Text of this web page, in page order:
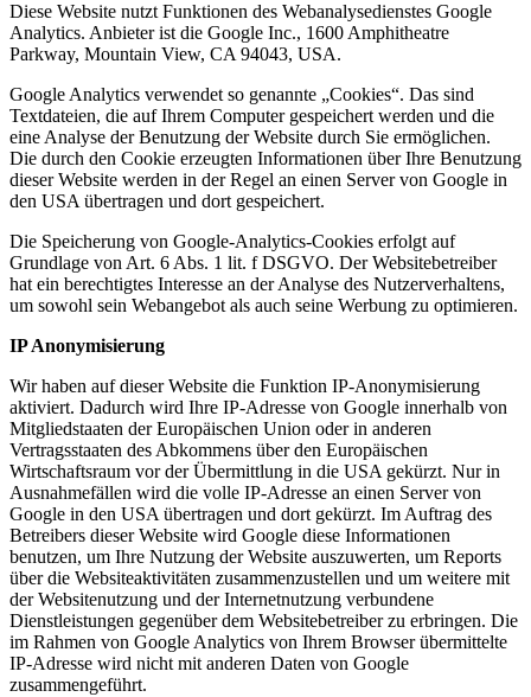
Diese Website nutzt Funktionen des Webanalysedienstes Google
Analytics. Anbieter ist die Google Inc., 1600 Amphitheatre
Parkway, Mountain View, CA 94043, USA.
Google Analytics verwendet so genannte „Cookies“. Das sind
Textdateien, die auf Ihrem Computer gespeichert werden und die
eine Analyse der Benutzung der Website durch Sie ermöglichen.
Die durch den Cookie erzeugten Informationen über Ihre Benutzung
dieser Website werden in der Regel an einen Server von Google in
den USA übertragen und dort gespeichert.
Die Speicherung von Google-Analytics-Cookies erfolgt auf
Grundlage von Art. 6 Abs. 1 lit. f DSGVO. Der Websitebetreiber
hat ein berechtigtes Interesse an der Analyse des Nutzerverhaltens,
um sowohl sein Webangebot als auch seine Werbung zu optimieren.
IP Anonymisierung
Wir haben auf dieser Website die Funktion IP-Anonymisierung
aktiviert. Dadurch wird Ihre IP-Adresse von Google innerhalb von
Mitgliedstaaten der Europäischen Union oder in anderen
Vertragsstaaten des Abkommens über den Europäischen
Wirtschaftsraum vor der Übermittlung in die USA gekürzt. Nur in
Ausnahmefällen wird die volle IP-Adresse an einen Server von
Google in den USA übertragen und dort gekürzt. Im Auftrag des
Betreibers dieser Website wird Google diese Informationen
benutzen, um Ihre Nutzung der Website auszuwerten, um Reports
über die Websiteaktivitäten zusammenzustellen und um weitere mit
der Websitenutzung und der Internetnutzung verbundene
Dienstleistungen gegenüber dem Websitebetreiber zu erbringen. Die
im Rahmen von Google Analytics von Ihrem Browser übermittelte
IP-Adresse wird nicht mit anderen Daten von Google
zusammengeführt.